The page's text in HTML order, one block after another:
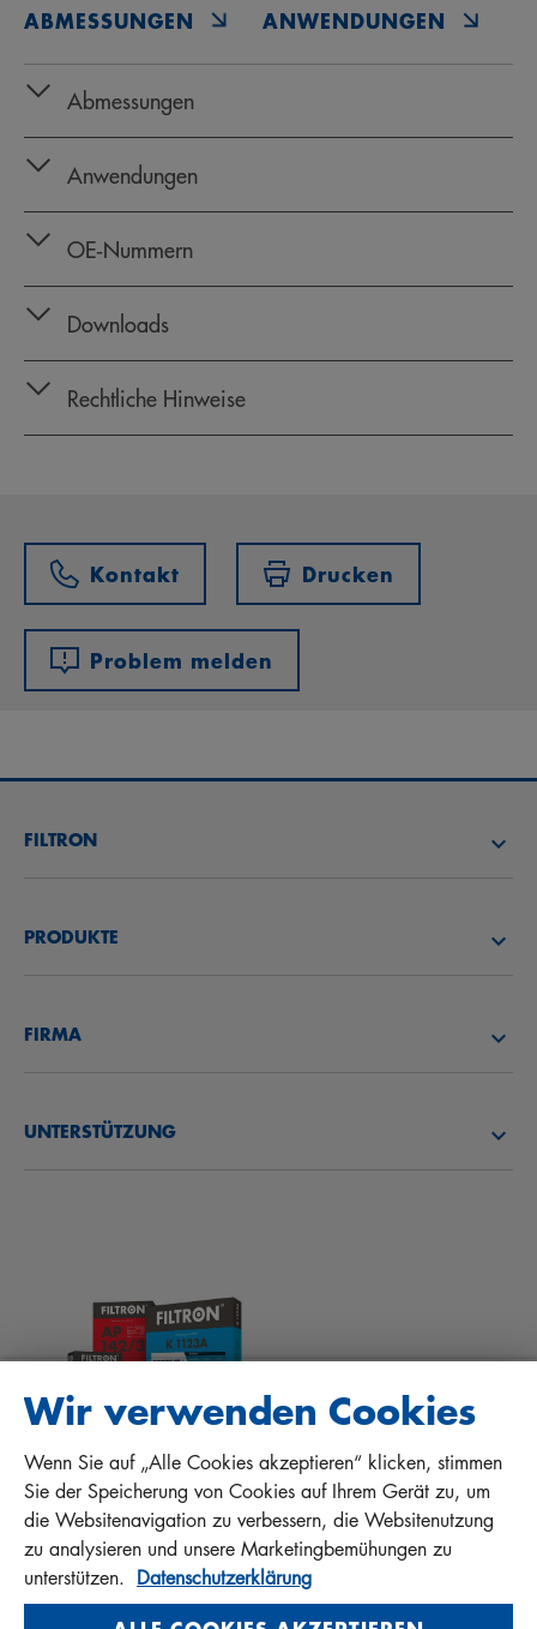
ABMESSUNGEN ANWENDUNGEN
Abmessungen
Anwendungen
OE‑Nummern
Downloads
Rechtliche Hinweise
Kontakt Drucken
Problem melden
FILTRON
PRODUKTE
PROTECT+
FIRMA
UNTERSTÜTZUNG
FAQ
MANN+HUMMEL FT Poland
Sp. z o. o. Sp. k.
ul. Wrocławska 145, 63-800 GOSTYŃ, POLAND
Privacy Statement
Imprint
Wir verwenden Cookies
Wenn Sie auf „Alle Cookies akzeptieren“ klicken, stimmen
Sie der Speicherung von Cookies auf Ihrem Gerät zu, um
die Websitenavigation zu verbessern, die Websitenutzung
zu analysieren und unsere Marketingbemühungen zu
unterstützen. Datenschutzerklärung